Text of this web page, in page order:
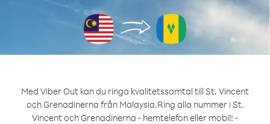
Med Viber Out kan du ringa kvalitetssamtal till St. Vincent
och Grenadinerna från Malaysia.Ring alla nummer i St.
Vincent och Grenadinerna - hemtelefon eller mobil! -